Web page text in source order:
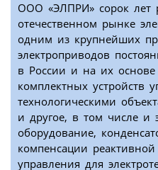
ООО «ЭЛПРИ» сорок лет
отечественном рынке
одним из крупнейших
электроприводов
в России и на их
комплектных устройств
технологическими
и другое, в том числе и
оборудование,
компенсации
управления для